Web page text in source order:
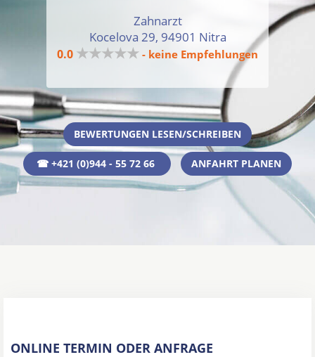
Zahnarzt
Kocelova 29, 94901 Nitra
0.0 ★★★★★ - keine Empfehlungen
BEWERTUNGEN LESEN/SCHREIBEN
☎ +421 (0)944 - 55 72 66 ANFAHRT PLANEN
ONLINE TERMIN ODER ANFRAGE